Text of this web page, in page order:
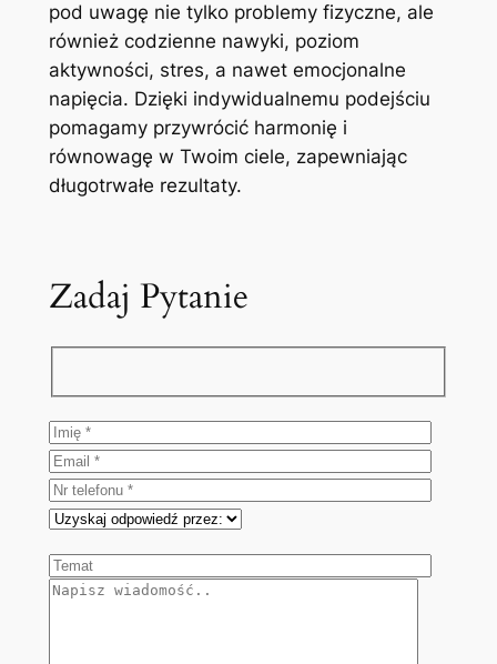
pod uwagę nie tylko problemy fizyczne, ale
również codzienne nawyki, poziom
aktywności, stres, a nawet emocjonalne
napięcia. Dzięki indywidualnemu podejściu
pomagamy przywrócić harmonię i
równowagę w Twoim ciele, zapewniając
długotrwałe rezultaty.
Zadaj Pytanie